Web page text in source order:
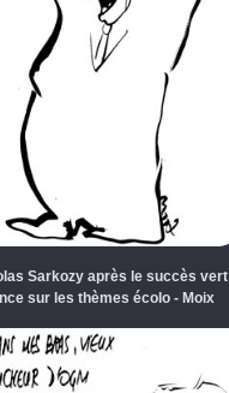
Sarkozy après le succès vert
sur les thèmes écolo - Moix